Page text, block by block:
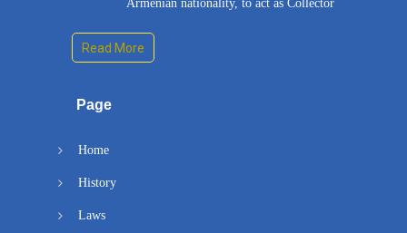
Armenian nationality, to act as Collector
Read More
Page
Home
History
Laws